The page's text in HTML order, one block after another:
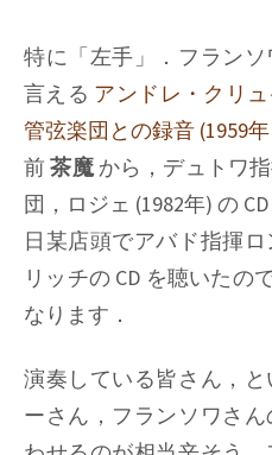
特に「左手」．フラン
言える アンドレ・クリ
管弦楽団との録音 (1959
前茶魔から，デュトワ
団，ロジェ (1982年) の
日某店頭でアバド指揮
リッチの CD を聴いたの
なります．
演奏している皆さん，
ーさん，フランソワさ